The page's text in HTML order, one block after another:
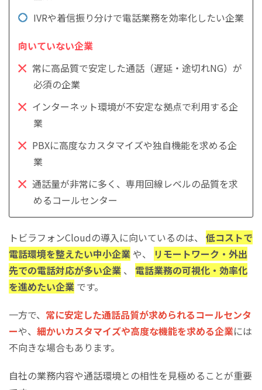
IVRや着信振り分けで電話業務を効率化したい企業
常に高品質で安定した通話（遅延・途切れNG）が
必須の企業
インターネット環境が不安定な拠点で利用する企
業
PBXに高度なカスタマイズや独自機能を求める企
業
通話量が非常に多く、専用回線レベルの品質を求
めるコールセンター
トビラフォンCloudの導入に向いているのは、 低コストで
電話環境を整えたい中小企業や、
リモートワーク・外出
先での電話対応が多い企業 、 電話業務の可視化・効率化
を進めたい企業 です。
一方で、 常に安定した通話品質が求められるコールセンタ
ーや、 細かいカスタマイズや高度な機能を求める企業には
不向きな場合もあります。
自社の業務内容や通話環境との相性を見極めることが重要